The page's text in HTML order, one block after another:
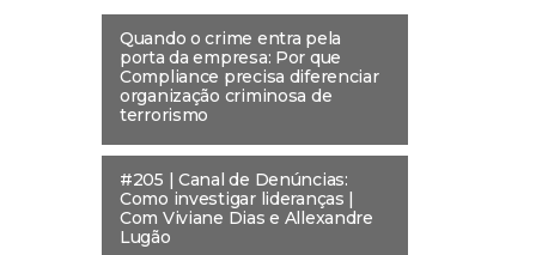
Quando o crime entra pela
porta da empresa: Por que
Compliance precisa diferenciar
organização criminosa de
terrorismo
#205 | Canal de Denúncias:
Como investigar lideranças |
Com Viviane Dias e Allexandre
Lugão